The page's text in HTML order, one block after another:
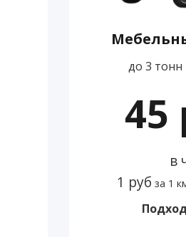
до 3 тонн
45
в
1 руб за 1